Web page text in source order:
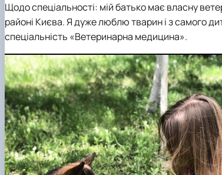
Щодо спеціальності: мій батько має власну
районі Києва. Я дуже люблю тварин і з самого
спеціальність «Ветеринарна медицина».